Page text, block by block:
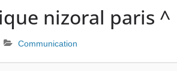
nizoral paris ^
Communication